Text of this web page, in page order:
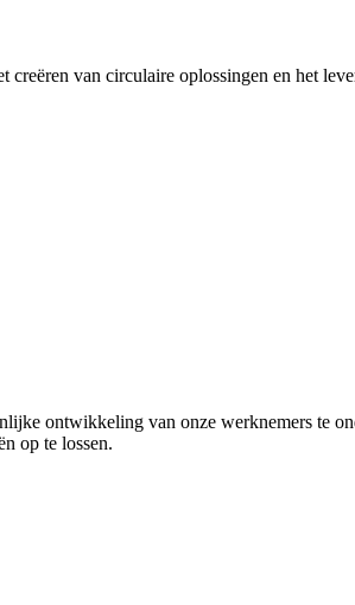
van circulaire oplossingen en het
ontwikkeling van onze werknemers te
op te lossen.